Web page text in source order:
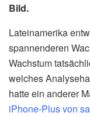
Bild.
Lateinamerika
spannenderen
Wachstum
welches
hatte ein anderer
iPhone-Plus von